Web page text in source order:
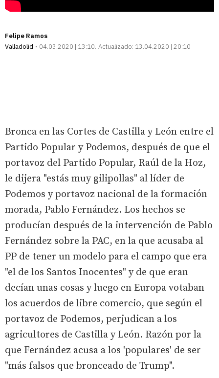
Felipe Ramos
Valladolid
04.03.2020 | 13:10 Actualizado: 13.04.2020 | 20:10
Bronca en las Cortes de Castilla y León entre el
Partido Popular y Podemos, después de que el
portavoz del Partido Popular, Raúl de la Hoz,
le dijera "estás muy gilipollas" al líder de
Podemos y portavoz nacional de la formación
morada, Pablo Fernández. Los hechos se
producían después de la intervención de Pablo
Fernández sobre la PAC, en la que acusaba al
PP de tener un modelo para el campo que era
"el de los Santos Inocentes" y de que eran
decían unas cosas y luego en Europa votaban
los acuerdos de libre comercio, que según el
portavoz de Podemos, perjudican a los
agricultores de Castilla y León. Razón por la
que Fernández acusa a los 'populares' de ser
"más falsos que bronceado de Trump".